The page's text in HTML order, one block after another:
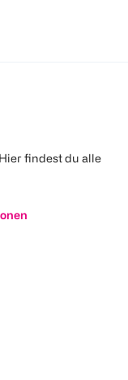
findest du alle